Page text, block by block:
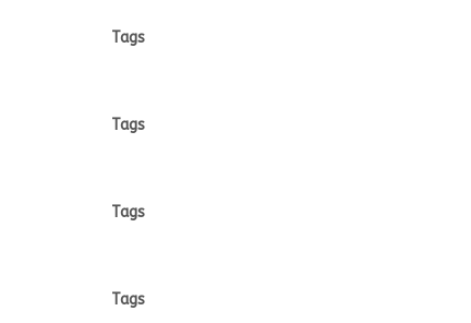
Tags
Tags
Tags
Tags